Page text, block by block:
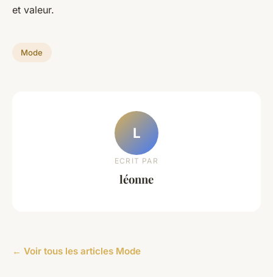
et valeur.
Mode
L
ECRIT PAR
léonne
← Voir tous les articles Mode